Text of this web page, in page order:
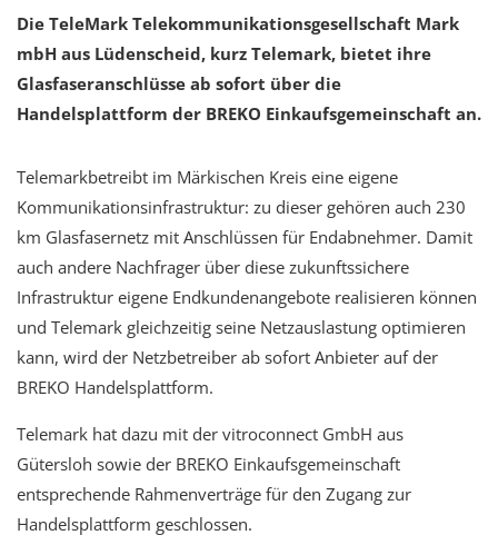
Die TeleMark Telekommunikationsgesellschaft Mark
mbH aus Lüdenscheid, kurz Telemark, bietet ihre
Glasfaseranschlüsse ab sofort über die
Handelsplattform der BREKO Einkaufsgemeinschaft an.
Telemarkbetreibt im Märkischen Kreis eine eigene
Kommunikationsinfrastruktur: zu dieser gehören auch 230
km Glasfasernetz mit Anschlüssen für Endabnehmer. Damit
auch andere Nachfrager über diese zukunftssichere
Infrastruktur eigene Endkundenangebote realisieren können
und Telemark gleichzeitig seine Netzauslastung optimieren
kann, wird der Netzbetreiber ab sofort Anbieter auf der
BREKO Handelsplattform.
Telemark hat dazu mit der vitroconnect GmbH aus
Gütersloh sowie der BREKO Einkaufsgemeinschaft
entsprechende Rahmenverträge für den Zugang zur
Handelsplattform geschlossen.